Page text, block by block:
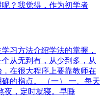
？我觉得，作为初学者
习方法介绍学法的掌握，
从无到有，从少到多，从
在很大程序上要靠教师在
的指点。 （一） 一、每天
夜，定时就寝。早睡